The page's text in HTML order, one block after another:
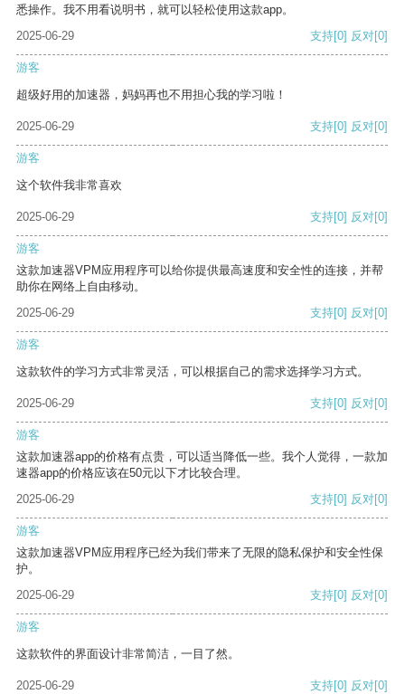
悉操作。我不用看说明书，就可以轻松使用这款app。
2025-06-29
支持[0] 反对[0]
游客
超级好用的加速器，妈妈再也不用担心我的学习啦！
2025-06-29 支持[0] 反对[0]
游客
这个软件我非常喜欢
2025-06-29 支持[0] 反对[0]
游客
这款加速器VPM应用程序可以给你提供最高速度和安全性的连接，并帮
助你在网络上自由移动。
2025-06-29
支持[0] 反对[0]
游客
这款软件的学习方式非常灵活，可以根据自己的需求选择学习方式。
2025-06-29 支持[0] 反对[0]
游客
这款加速器app的价格有点贵，可以适当降低一些。我个人觉得，一款加
速器app的价格应该在50元以下才比较合理。
2025-06-29
支持[0] 反对[0]
游客
这款加速器VPM应用程序已经为我们带来了无限的隐私保护和安全性保
护。
2025-06-29
支持[0] 反对[0]
游客
这款软件的界面设计非常简洁，一目了然。
2025-06-29 支持[0] 反对[0]